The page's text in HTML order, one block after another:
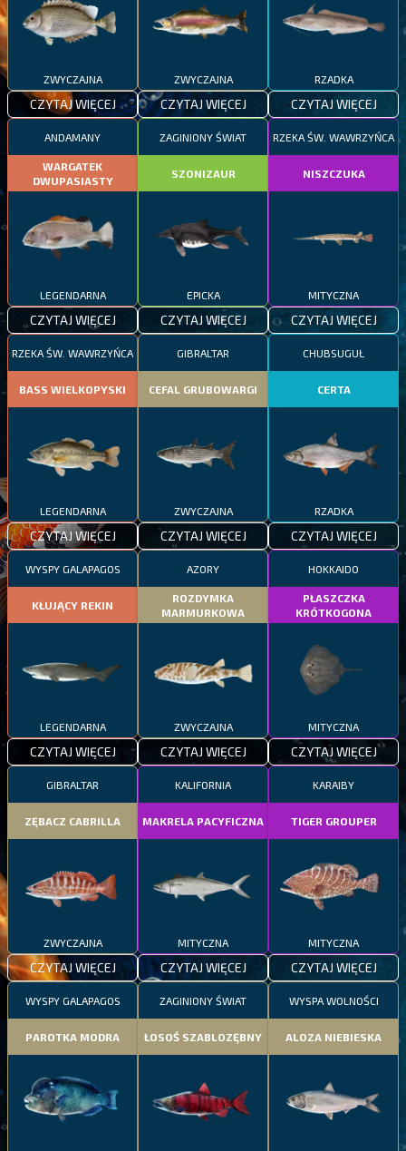
ZWYCZAJNA
CZYTAJ WIĘCEJ
ZWYCZAJNA
CZYTAJ WIĘCEJ
RZADKA
CZYTAJ WIĘCEJ
ANDAMANY
WARGATEK
DWUPASIASTY
LEGENDARNA
CZYTAJ WIĘCEJ
ZAGINIONY ŚWIAT
SZONIZAUR
EPICKA
CZYTAJ WIĘCEJ
RZEKA ŚW. WAWRZYŃCA
NISZCZUKA
MITYCZNA
CZYTAJ WIĘCEJ
RZEKA ŚW. WAWRZYŃCA
BASS WIELKOPYSKI
LEGENDARNA
CZYTAJ WIĘCEJ
GIBRALTAR
CEFAL GRUBOWARGI
ZWYCZAJNA
CZYTAJ WIĘCEJ
CHUBSUGUŁ
CERTA
RZADKA
CZYTAJ WIĘCEJ
WYSPY GALAPAGOS
KŁUJĄCY REKIN
LEGENDARNA
CZYTAJ WIĘCEJ
AZORY
ROZDYMKA
MARMURKOWA
ZWYCZAJNA
CZYTAJ WIĘCEJ
HOKKAIDO
PŁASZCZKA
KRÓTKOGONA
MITYCZNA
CZYTAJ WIĘCEJ
GIBRALTAR
ZĘBACZ CABRILLA
ZWYCZAJNA
CZYTAJ WIĘCEJ
KALIFORNIA
MAKRELA PACYFICZNA
MITYCZNA
CZYTAJ WIĘCEJ
KARAIBY
TIGER GROUPER
MITYCZNA
CZYTAJ WIĘCEJ
WYSPY GALAPAGOS
PAROTKA MODRA
ZAGINIONY ŚWIAT
ŁOSOŚ SZABLOZĘBNY
WYSPA WOLNOŚCI
ALOZA NIEBIESKA